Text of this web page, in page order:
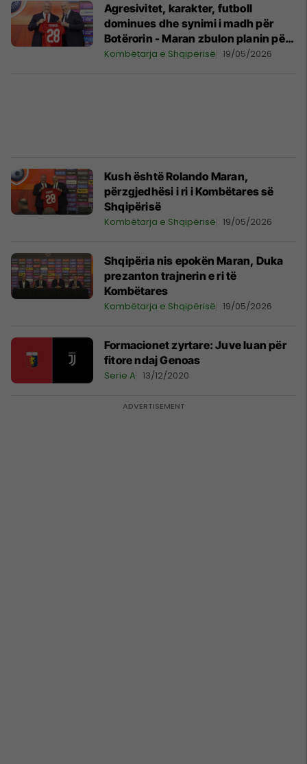
Agresivitet, karakter, futboll
dominues dhe synimi i madh për
Botërorin - Maran zbulon planin për
Shqipërinë
Kombëtarja e Shqipërisë 19/05/2026
Kush është Rolando Maran,
përzgjedhësi i ri i Kombëtares së
Shqipërisë
Kombëtarja e Shqipërisë 19/05/2026
Shqipëria nis epokën Maran, Duka
prezanton trajnerin e ri të
Kombëtares
Kombëtarja e Shqipërisë 19/05/2026
Formacionet zyrtare: Juve luan për
fitore ndaj Genoas
Serie A 13/12/2020